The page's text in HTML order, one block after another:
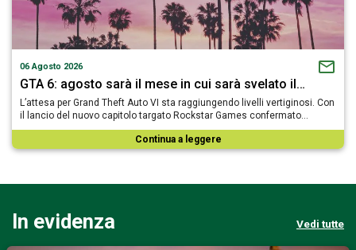
06 Agosto 2026
GTA 6: agosto sarà il mese in cui sarà svelato il…
L’attesa per Grand Theft Auto VI sta raggiungendo livelli vertiginosi. Con
il lancio del nuovo capitolo targato Rockstar Games confermato…
Continua a leggere
In evidenza Vedi tutte